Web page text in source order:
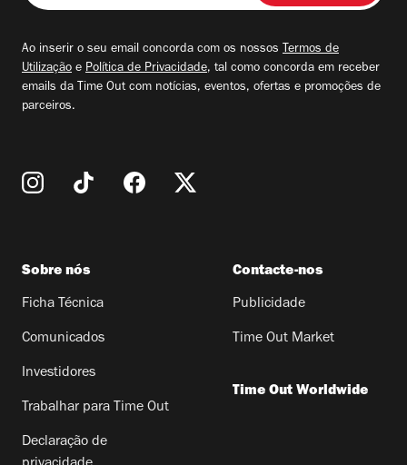
seu
Ao inserir o seu email concorda com os nossos Termos de
Utilização e Política de Privacidade, tal como concorda em receber
emails da Time Out com notícias, eventos, ofertas e promoções de
parceiros.
Sobre nós
Ficha Técnica
Comunicados
Investidores
Trabalhar para Time Out
Declaração de
Contacte-nos
Publicidade
Time Out Market
Time Out Worldwide